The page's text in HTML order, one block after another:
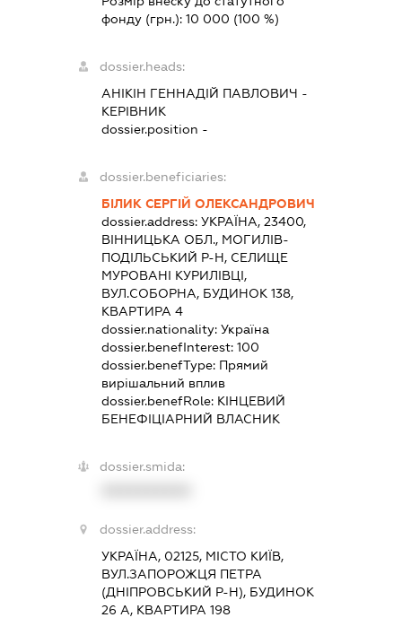
фонду (грн.):10 000 (100 %)
dossier.heads:
АНІКІН ГЕННАДІЙ ПАВЛОВИЧ -
КЕРІВНИК
dossier.position -
dossier.beneficiaries:
БІЛИК СЕРГІЙ ОЛЕКСАНДРОВИЧ
dossier.address:УКРАЇНА, 23400,
ВІННИЦЬКА ОБЛ., МОГИЛІВ-
ПОДІЛЬСЬКИЙ Р-Н, СЕЛИЩЕ
МУРОВАНІ КУРИЛІВЦІ,
ВУЛ.СОБОРНА, БУДИНОК 138,
КВАРТИРА 4
dossier.nationality:Україна
dossier.benefInterest:100
dossier.benefType: Прямий
вирішальний вплив
dossier.benefRole: КІНЦЕВИЙ
БЕНЕФІЦІАРНИЙ ВЛАСНИК
dossier.smida:
dossier.address:
УКРАЇНА, 02125, МІСТО КИЇВ,
ВУЛ.ЗАПОРОЖЦЯ ПЕТРА
(ДНІПРОВСЬКИЙ Р-Н), БУДИНОК
26 А, КВАРТИРА 198